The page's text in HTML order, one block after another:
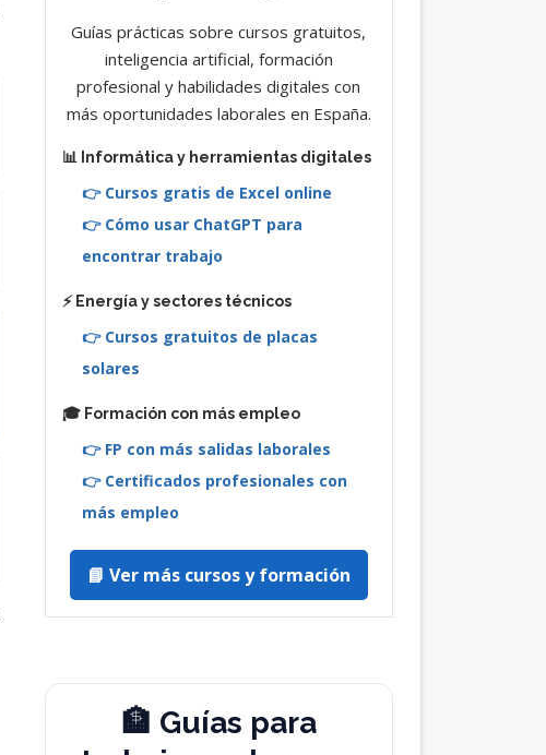
Guías prácticas sobre cursos gratuitos,
inteligencia artificial, formación
profesional y habilidades digitales con
más oportunidades laborales en España.
📊 Informática y herramientas digitales
👉 Cursos gratis de Excel online
👉 Cómo usar ChatGPT para
encontrar trabajo
⚡ Energía y sectores técnicos
👉 Cursos gratuitos de placas
solares
🎓 Formación con más empleo
👉 FP con más salidas laborales
👉 Certificados profesionales con
más empleo
📘 Ver más cursos y formación
🏦 Guías para